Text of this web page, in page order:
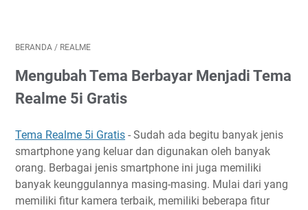
BERANDA / REALME
Mengubah Tema Berbayar Menjadi Tema
Realme 5i Gratis
Tema Realme 5i Gratis - Sudah ada begitu banyak jenis
smartphone yang keluar dan digunakan oleh banyak
orang. Berbagai jenis smartphone ini juga memiliki
banyak keunggulannya masing-masing. Mulai dari yang
memiliki fitur kamera terbaik, memiliki beberapa fitur